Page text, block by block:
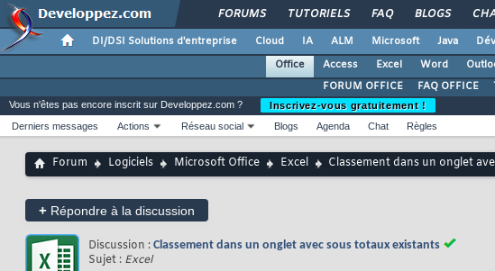
FORUMS TUTORIELS FAQ BLOGS
DI/DSI Solutions d'entreprise Cloud IA ALM Microsoft Java
Office
Access Excel Word
FORUM OFFICE
FAQ OFFICE
Vous n'êtes pas encore inscrit sur Developpez.com ?
Inscrivez-vous gratuitement !
Derniers messages
Actions Réseau social Blogs Agenda Chat Règles
Forum Logiciels Microsoft Office Excel Classement dans un onglet
+ Répondre à la discussion
Discussion : Classement dans un onglet avec sous totaux existants
Sujet : Excel